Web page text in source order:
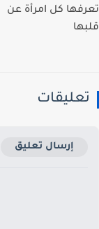
كل امرأة عن
إرسال تعليق